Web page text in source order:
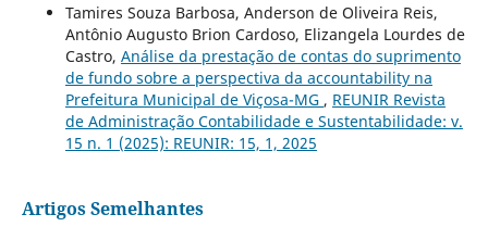
Tamires Souza Barbosa, Anderson de Oliveira Reis,
Antônio Augusto Brion Cardoso, Elizangela Lourdes de
Castro, Análise da prestação de contas do suprimento
de fundo sobre a perspectiva da accountability na
Prefeitura Municipal de Viçosa-MG , REUNIR Revista
de Administração Contabilidade e Sustentabilidade: v.
15 n. 1 (2025): REUNIR: 15, 1, 2025
Artigos Semelhantes